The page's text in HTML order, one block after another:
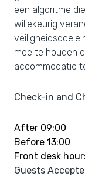
een algoritme
willekeurig
mee te houden
accommodatie
Check-in and
After 09:00
Before 13:00
Front desk
Guests